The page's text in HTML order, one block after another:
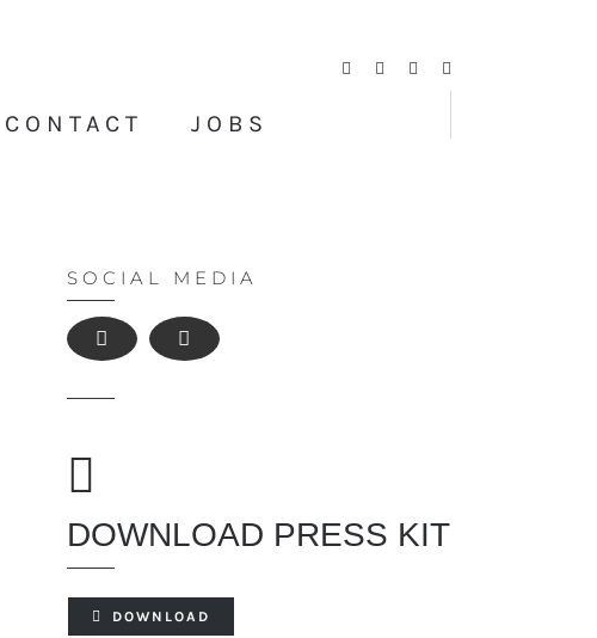
Facebook
TwitterInstagram
CONTACT JOBS
SOCIAL MEDIA
DOWNLOAD PRESS KIT
DOWNLOAD